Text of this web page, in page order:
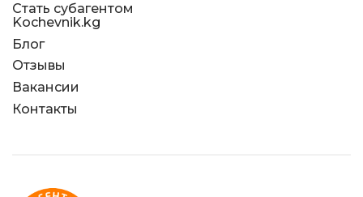
Стать субагентом
Kochevnik.kg
Блог
Отзывы
Вакансии
Контакты